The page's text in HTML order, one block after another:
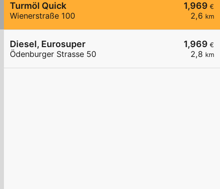
1,969 €
2,6 km
Turmöl Quick
Wienerstraße 100
1,969 €
2,8 km
Diesel, Eurosuper
Ödenburger Strasse 50